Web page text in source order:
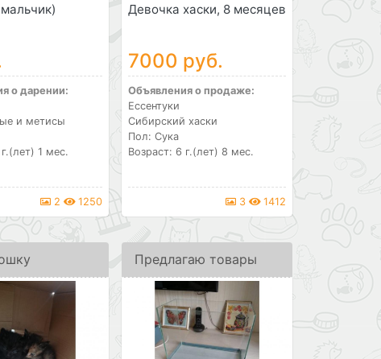
о дарении:
и метисы
1 мес.
2 1250
Девочка хаски, 8 месяцев
7000 руб.
Объявления о продаже:
Ессентуки
Сибирский хаски
Пол: Сука
Возраст: 6 г.(лет) 8 мес.
3 1412
Предлагаю товары